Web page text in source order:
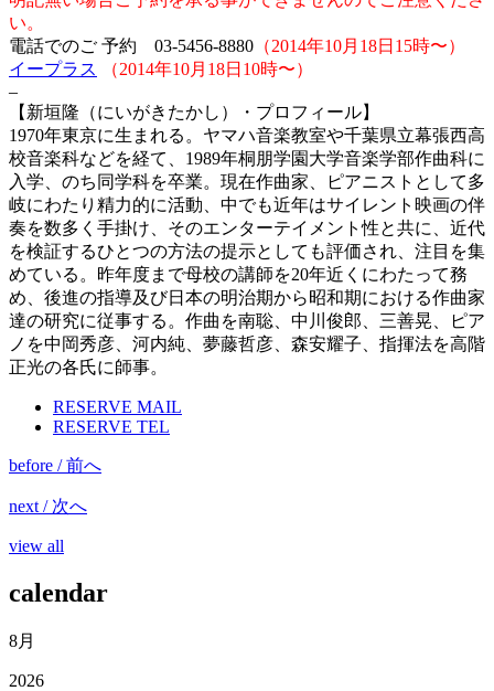
い。
電話でのご 予約 03-5456-8880 （2014年10月18日15時〜）
イープラス
（2014年10月18日10時〜）
–
【新垣隆（にいがきたかし）・プロフィール】
1970年東京に生まれる。ヤマハ音楽教室や千葉県立幕張西高
校音楽科などを経て、1989年桐朋学園大学音楽学部作曲科に
入学、のち同学科を卒業。現在作曲家、ピアニストとして多
岐にわたり精力的に活動、中でも近年はサイレント映画の伴
奏を数多く手掛け、そのエンターテイメント性と共に、近代
を検証するひとつの方法の提示としても評価され、注目を集
めている。昨年度まで母校の講師を20年近くにわたって務
め、後進の指導及び日本の明治期から昭和期における作曲家
達の研究に従事する。作曲を南聡、中川俊郎、三善晃、ピア
ノを中岡秀彦、河内純、夢藤哲彦、森安耀子、指揮法を高階
正光の各氏に師事。
RESERVE MAIL
RESERVE TEL
before / 前へ
next / 次へ
view all
calendar
8月
2026